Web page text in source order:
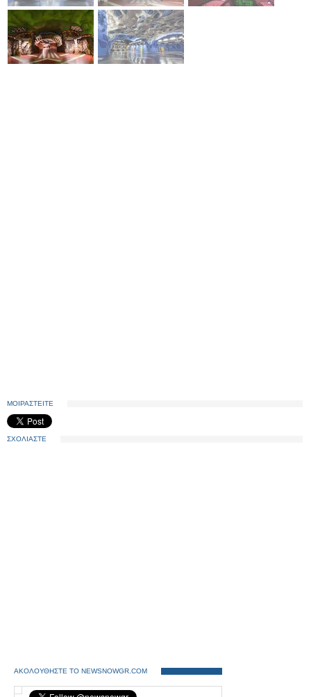
ΜΟΙΡΑΣΤΕΙΤΕ
ΣΧΟΛΙΑΣΤΕ
ΑΚΟΛΟΥΘΗΣΤΕ ΤΟ NEWSNOWGR.COM